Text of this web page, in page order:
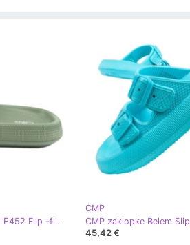
CMP Ruby Slipper 3Q97866 E452 Flip -flops zelena
CMP
45,42 €